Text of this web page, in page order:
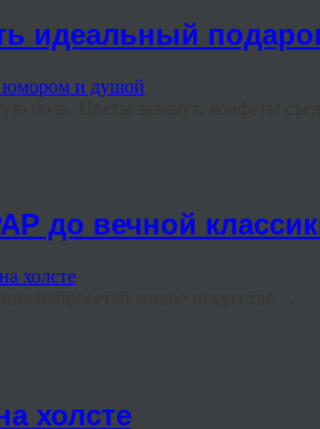
идеальный
до вечной
холсте